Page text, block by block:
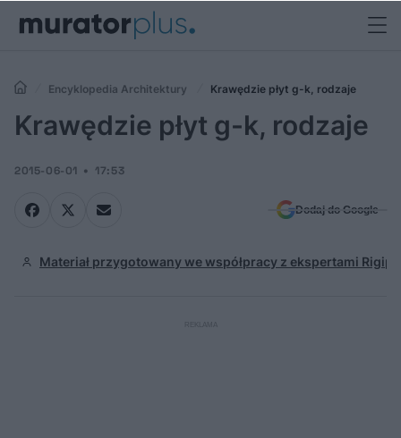
Encyklopedia Architektury Krawędzie płyt g-k, rodzaje
Krawędzie płyt g-k, rodzaje
2015-06-01 17:53
Dodaj do Google
Materiał przygotowany we współpracy z ekspertami Rigips